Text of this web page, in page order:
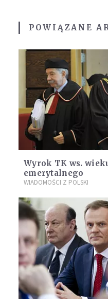
POWIĄZANE
Wyrok TK ws.
emerytalnego
WIADOMOŚCI Z POLSKI